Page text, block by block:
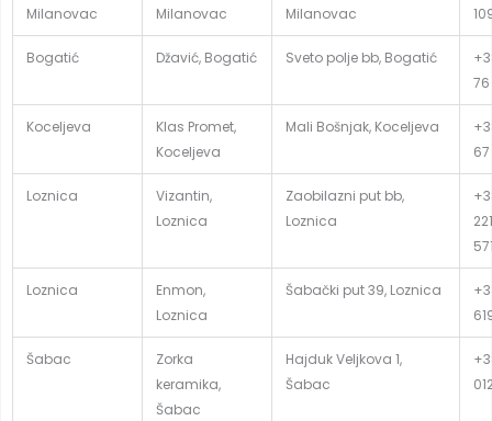
Milanovac
Milanovac
Milanovac
Bogatić Džavić, Bogatić Sveto polje bb, Bogatić
76
Koceljeva
Klas Promet,
Koceljeva
Mali Bošnjak, Koceljeva
Loznica
Vizantin,
Loznica
Zaobilazni put bb,
Loznica
Loznica
Enmon,
Loznica
Šabački put 39, Loznica
Šabac
Zorka
keramika,
Šabac
Hajduk Veljkova 1,
Šabac